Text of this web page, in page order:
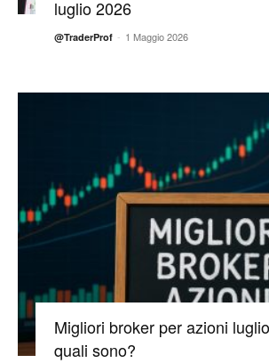
luglio 2026
@TraderProf - 1 Maggio 2026
Migliori broker per azioni
quali sono?